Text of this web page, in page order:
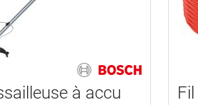
à accu